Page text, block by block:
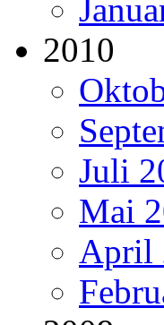
2010
Juli
Mai
April